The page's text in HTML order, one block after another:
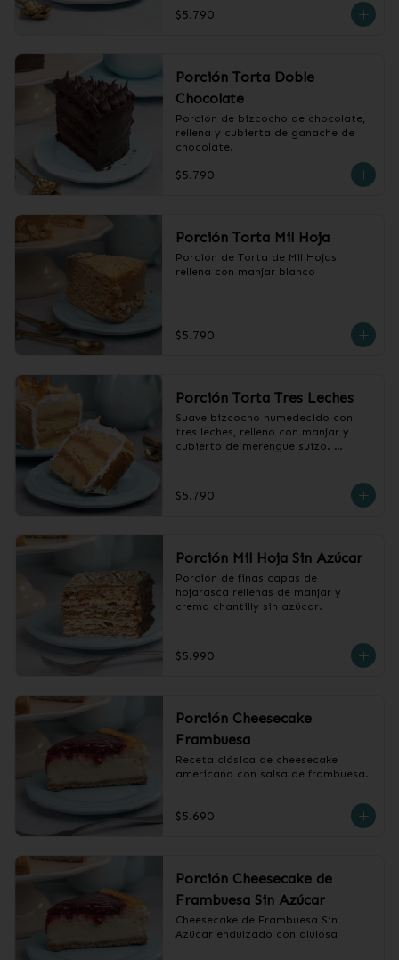
$5.790
Porción Torta Doble
Chocolate
Porción de bizcocho de chocolate,
rellena y cubierta de ganache de
chocolate.
$5.790
Porción Torta Mil Hoja
Porción de Torta de Mil Hojas
rellena con manjar blanco
$5.790
Porción Torta Tres Leches
Suave bizcocho humedecido con
tres leches, relleno con manjar y
cubierto de merengue suizo.
$5.790
Porción Mil Hoja Sin Azúcar
Porción de finas capas de
hojarasca rellenas de manjar y
crema chantilly sin azúcar.
$5.990
Porción Cheesecake
Frambuesa
Receta clásica de cheesecake
americano con salsa de frambuesa.
$5.690
Porción Cheesecake de
Frambuesa Sin Azúcar
Cheesecake de Frambuesa Sin
Azúcar endulzado con alulosa